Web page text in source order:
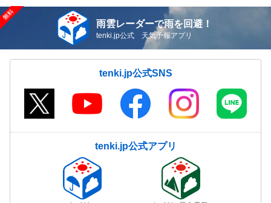
雨雲レーダーで雨を回避！
tenki.jp公式 天気予報アプリ
tenki.jp公式SNS
tenki.jp公式アプリ